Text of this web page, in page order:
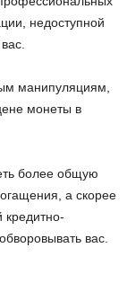
недоступной
манипуляциям,
монеты в
более общую
а скорее
кредитно-
вас.